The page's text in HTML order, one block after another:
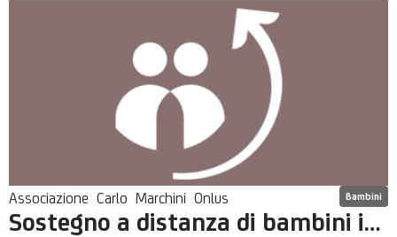
Associazione Carlo Marchini Onlus Bambini
Sostegno a distanza di bambini in Brasile seguiti da suore e missionari Salesiani